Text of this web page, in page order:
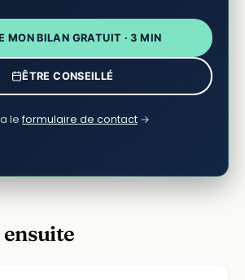
MON BILAN GRATUIT · 3 MIN
ÊTRE CONSEILLÉ
le formulaire de contact →